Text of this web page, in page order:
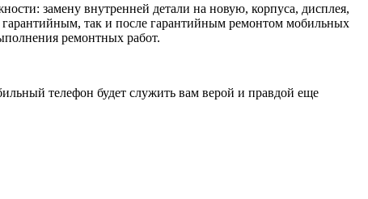
замену внутренней детали на новую, корпуса, дисплея,
гарантийным, так и после гарантийным ремонтом мобильных
ремонтных работ.
телефон будет служить вам верой и правдой еще